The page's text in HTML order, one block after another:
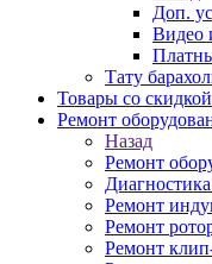
Доп.
Видео
Тату
Товары со скидкой
Ремонт
Назад
Ремонт
Ремонт
Ремонт
Ремонт